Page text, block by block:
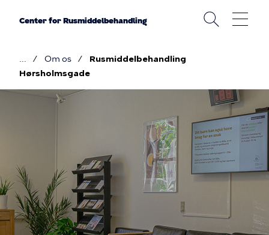
Center for Rusmiddelbehandling
Brødkrumme
Om os
Rusmiddelbehandling
Hørsholmsgade